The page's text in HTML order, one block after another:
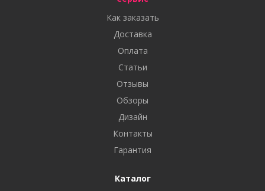
Как заказать
Доставка
Оплата
Статьи
Отзывы
Обзоры
Дизайн
Контакты
Гарантия
Каталог